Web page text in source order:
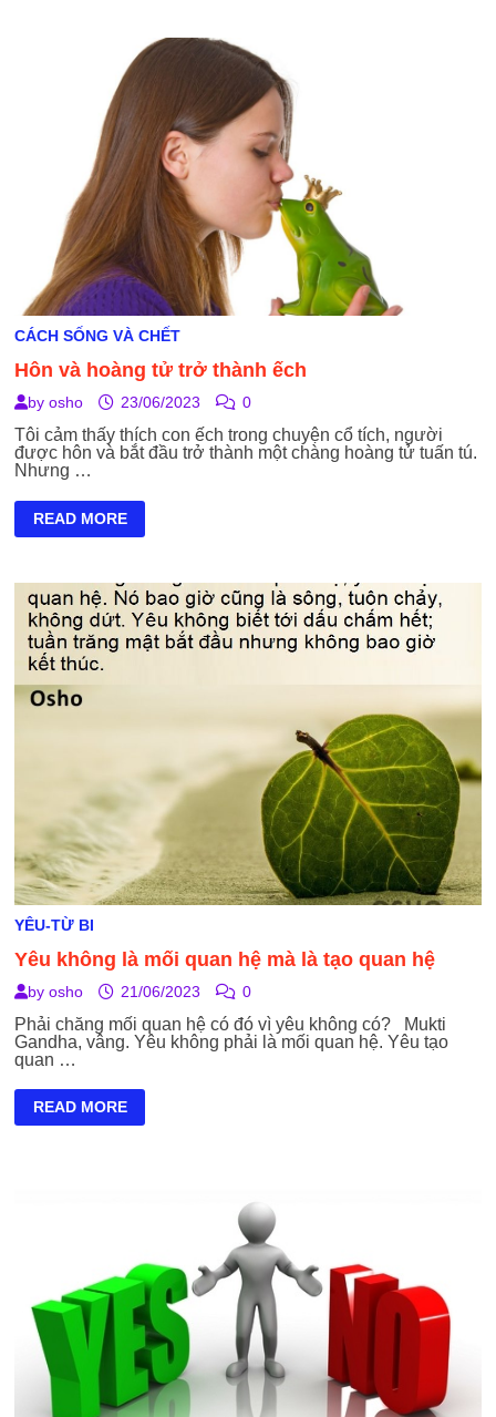
CÁCH SỐNG VÀ CHẾT
Hôn và hoàng tử trở thành ếch
by osho 23/06/2023 0
Tôi cảm thấy thích con ếch trong chuyện cổ tích, người
được hôn và bắt đầu trở thành một chàng hoàng tử tuấn tú.
Nhưng …
HÔN
TRỞ
THÀNH
ẾCH
READ MORE
YÊU-TỪ BI
Yêu không là mối quan hệ mà là tạo quan hệ
by osho 21/06/2023 0
Phải chăng mối quan hệ có đó vì yêu không có? Mukti
Gandha, vâng. Yêu không phải là mối quan hệ. Yêu tạo
quan …
YÊU
READ MORE